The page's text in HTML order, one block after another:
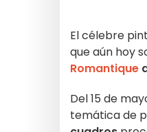
El célebre
que aún hoy
Romantique
Del 15 de
temática de